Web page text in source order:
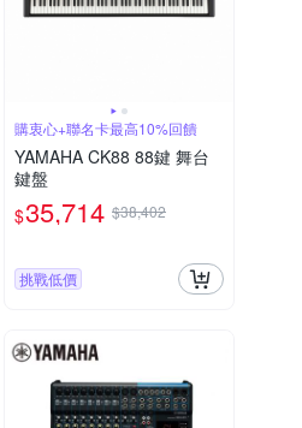
購衷心+聯名卡最高10%回饋
YAMAHA CK88 88鍵 舞台
鍵盤
$35,714 $38,402
挑戰低價